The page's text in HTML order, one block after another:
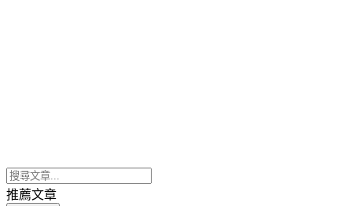
推薦文章